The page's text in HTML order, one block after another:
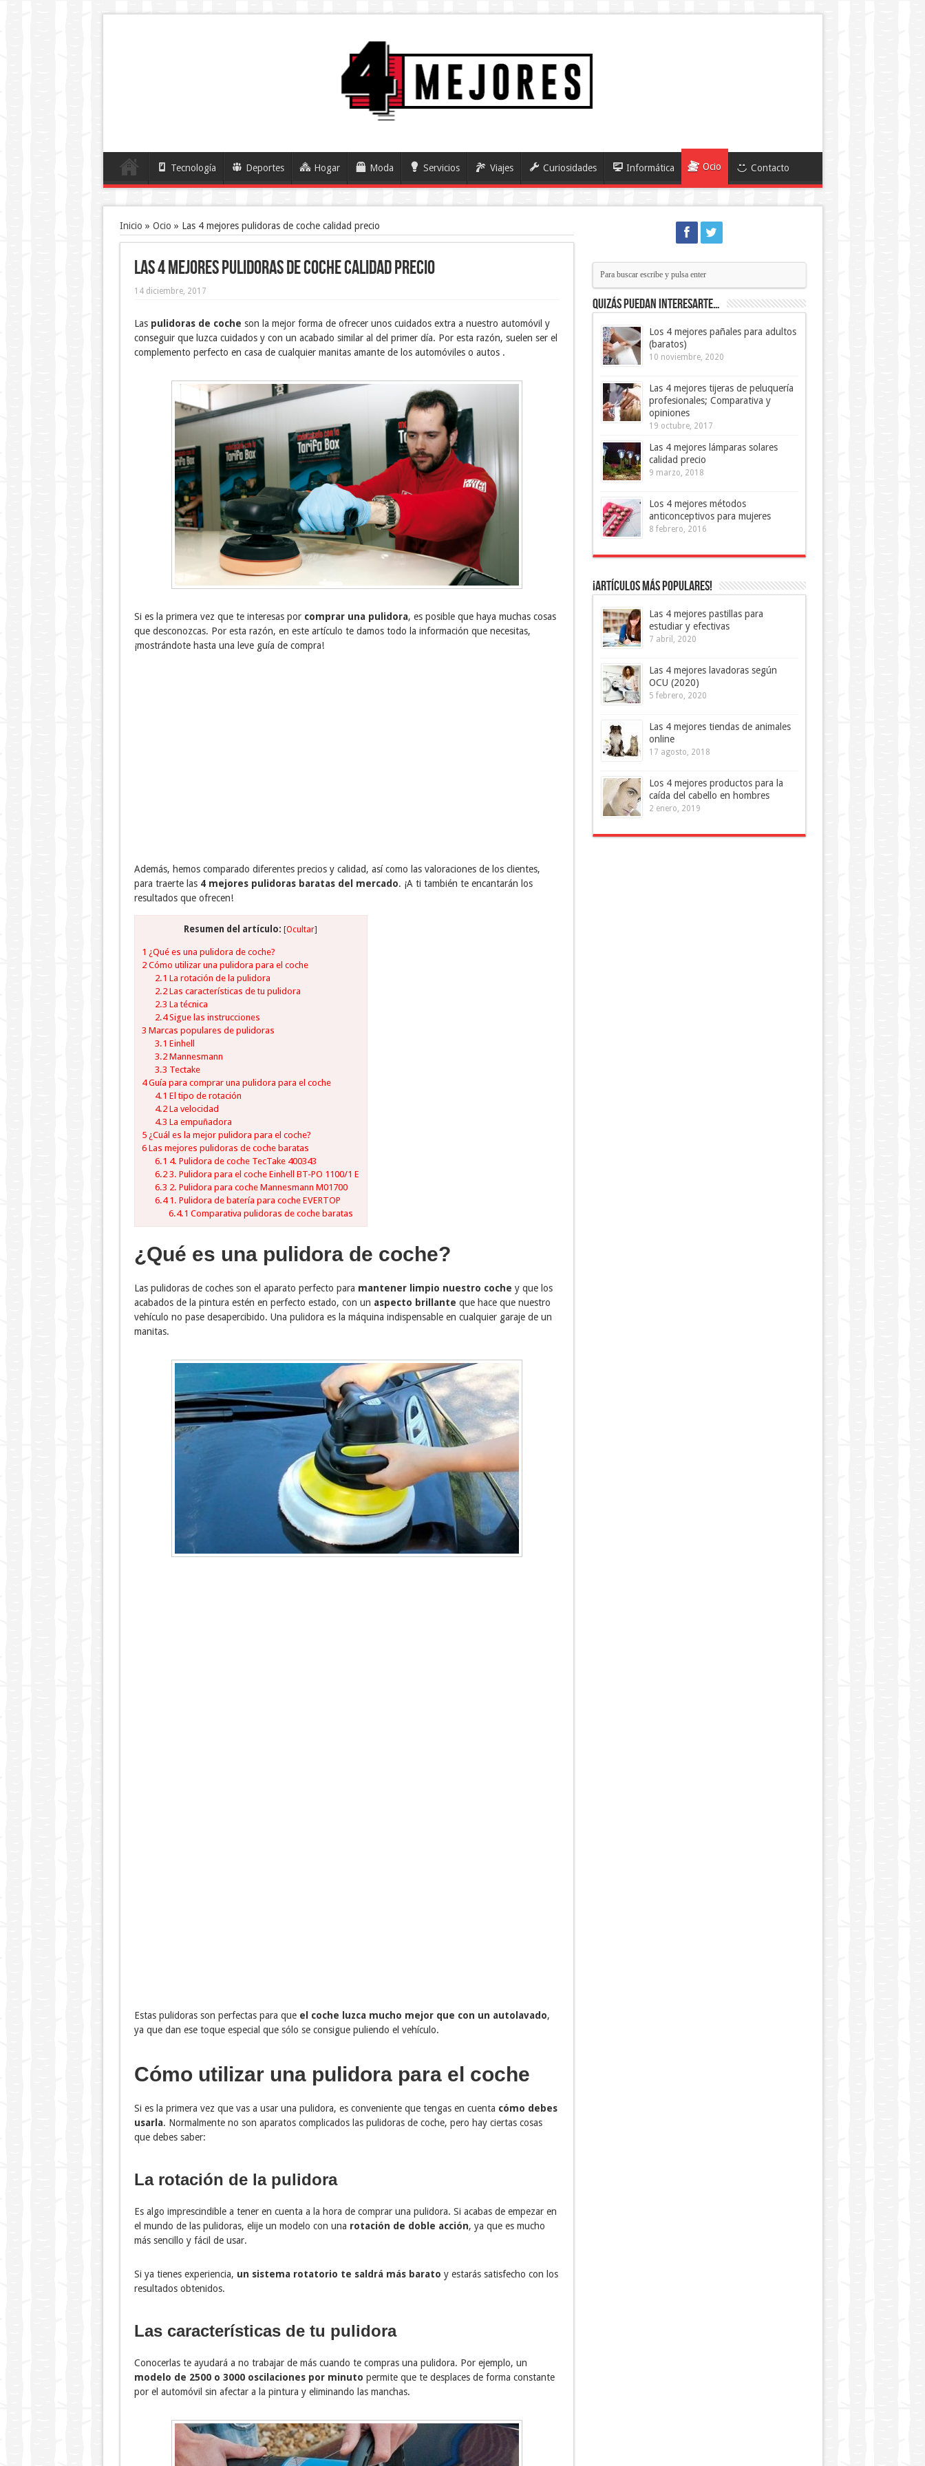
Tecnología Deportes Hogar Moda Servicios Viajes Curiosidades Informática Ocio Contacto
Inicio » Ocio » Las 4 mejores pulidoras de coche calidad precio
Las 4 mejores pulidoras de coche calidad precio
14 diciembre, 2017
Las pulidoras de coche son la mejor forma de ofrecer unos cuidados extra a nuestro automóvil y
conseguir que luzca cuidados y con un acabado similar al del primer día. Por esta razón, suelen ser el
complemento perfecto en casa de cualquier manitas amante de los automóviles o autos .
Si es la primera vez que te interesas por comprar una pulidora, es posible que haya muchas cosas
que desconozcas. Por esta razón, en este artículo te damos todo la información que necesitas,
¡mostrándote hasta una leve guía de compra!
Además, hemos comparado diferentes precios y calidad, así como las valoraciones de los clientes,
para traerte las 4 mejores pulidoras baratas del mercado. ¡A ti también te encantarán los
resultados que ofrecen!
Resumen del artículo: [Ocultar]
1 ¿Qué es una pulidora de coche?
2Cómo utilizar una pulidora para el coche
2.1 La rotación de la pulidora
2.2 Las características de tu pulidora
2.3 La técnica
2.4Sigue las instrucciones
3 Marcas populares de pulidoras
3.1 Einhell
3.2 Mannesmann
3.3 Tectake
4Guía para comprar una pulidora para el coche
4.1 El tipo de rotación
4.2 La velocidad
4.3 La empuñadora
5¿Cuál es la mejor pulidora para el coche?
6Las mejores pulidoras de coche baratas
6.1 4. Pulidora de coche TecTake 400343
6.2 3. Pulidora para el coche Einhell BT-PO 1100/1 E
6.3 2. Pulidora para coche Mannesmann M01700
6.41. Pulidora de batería para coche EVERTOP
6.4.1 Comparativa pulidoras de coche baratas
¿Qué es una pulidora de coche?
Las pulidoras de coches son el aparato perfecto para mantener limpio nuestro coche y que los
acabados de la pintura estén en perfecto estado, con un aspecto brillante que hace que nuestro
vehículo no pase desapercibido. Una pulidora es la máquina indispensable en cualquier garaje de un
manitas.
Estas pulidoras son perfectas para que el coche luzca mucho mejor que con un autolavado,
ya que dan ese toque especial que sólo se consigue puliendo el vehículo.
Cómo utilizar una pulidora para el coche
Si es la primera vez que vas a usar una pulidora, es conveniente que tengas en cuenta cómo debes
usarla. Normalmente no son aparatos complicados las pulidoras de coche, pero hay ciertas cosas
que debes saber:
La rotación de la pulidora
Es algo imprescindible a tener en cuenta a la hora de comprar una pulidora. Si acabas de empezar en
el mundo de las pulidoras, elije un modelo con una rotación de doble acción, ya que es mucho
más sencillo y fácil de usar.
Si ya tienes experiencia, un sistema rotatorio te saldrá más barato y estarás satisfecho con los
resultados obtenidos.
Las características de tu pulidora
Conocerlas te ayudará a no trabajar de más cuando te compras una pulidora. Por ejemplo, un
modelo de 2500 o 3000 oscilaciones por minuto permite que te desplaces de forma constante
por el automóvil sin afectar a la pintura y eliminando las manchas.
Quizás puedan interesarte…
Los 4 mejores pañales para adultos
(baratos)
10 noviembre, 2020
Las 4 mejores tijeras de peluquería
profesionales; Comparativa y
opiniones
19 octubre, 2017
Las 4 mejores lámparas solares
calidad precio
9 marzo, 2018
Los 4 mejores métodos
anticonceptivos para mujeres
8 febrero, 2016
¡Artículos más Populares!
Las 4 mejores pastillas para
estudiar y efectivas
7 abril, 2020
Las 4 mejores lavadoras según
OCU (2020)
5 febrero, 2020
Las 4 mejores tiendas de animales
online
17 agosto, 2018
Los 4 mejores productos para la
caída del cabello en hombres
2 enero, 2019